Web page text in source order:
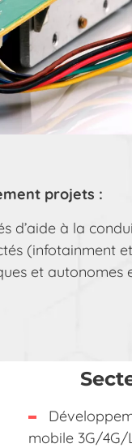
projets :
d’aide à la
(infotainment
et autonomes
mobile 3G/4G/